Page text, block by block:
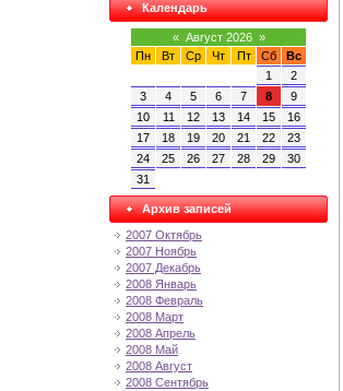
Календарь
« Август 2026 »
Пн
Вт Ср Чт Пт Сб
Вс
1
2
3
4 5 6 7 8
9
10
11 12 13 14 15
16
17
18 19 20 21 22
23
24
25 26 27 28 29
30
31
Архив записей
2007 Октябрь
2007 Ноябрь
2007 Декабрь
2008 Январь
2008 Февраль
2008 Март
2008 Апрель
2008 Май
2008 Август
2008 Сентябрь